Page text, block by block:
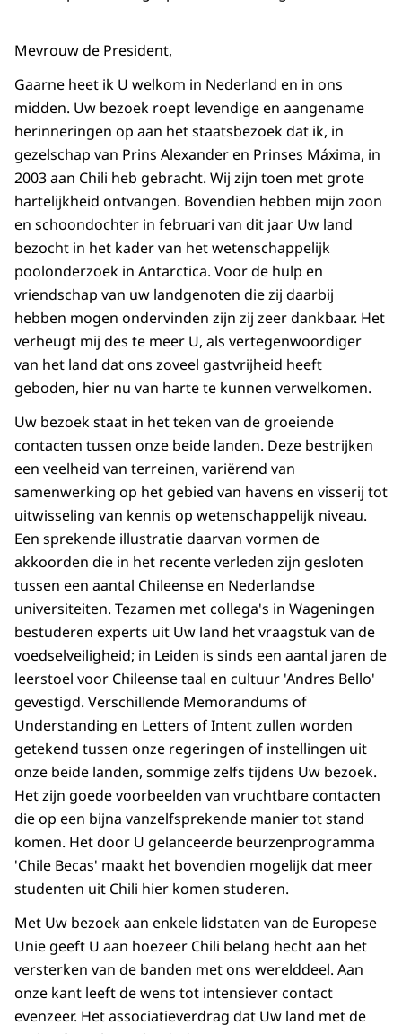
Mevrouw de President,
Gaarne heet ik U welkom in Nederland en in ons
midden. Uw bezoek roept levendige en aangename
herinneringen op aan het staatsbezoek dat ik, in
gezelschap van Prins Alexander en Prinses Máxima, in
2003 aan Chili heb gebracht. Wij zijn toen met grote
hartelijkheid ontvangen. Bovendien hebben mijn zoon
en schoondochter in februari van dit jaar Uw land
bezocht in het kader van het wetenschappelijk
poolonderzoek in Antarctica. Voor de hulp en
vriendschap van uw landgenoten die zij daarbij
hebben mogen ondervinden zijn zij zeer dankbaar. Het
verheugt mij des te meer U, als vertegenwoordiger
van het land dat ons zoveel gastvrijheid heeft
geboden, hier nu van harte te kunnen verwelkomen.
Uw bezoek staat in het teken van de groeiende
contacten tussen onze beide landen. Deze bestrijken
een veelheid van terreinen, variërend van
samenwerking op het gebied van havens en visserij tot
uitwisseling van kennis op wetenschappelijk niveau.
Een sprekende illustratie daarvan vormen de
akkoorden die in het recente verleden zijn gesloten
tussen een aantal Chileense en Nederlandse
universiteiten. Tezamen met collega's in Wageningen
bestuderen experts uit Uw land het vraagstuk van de
voedselveiligheid; in Leiden is sinds een aantal jaren de
leerstoel voor Chileense taal en cultuur 'Andres Bello'
gevestigd. Verschillende Memorandums of
Understanding en Letters of Intent zullen worden
getekend tussen onze regeringen of instellingen uit
onze beide landen, sommige zelfs tijdens Uw bezoek.
Het zijn goede voorbeelden van vruchtbare contacten
die op een bijna vanzelfsprekende manier tot stand
komen. Het door U gelanceerde beurzenprogramma
'Chile Becas' maakt het bovendien mogelijk dat meer
studenten uit Chili hier komen studeren.
Met Uw bezoek aan enkele lidstaten van de Europese
Unie geeft U aan hoezeer Chili belang hecht aan het
versterken van de banden met ons werelddeel. Aan
onze kant leeft de wens tot intensiever contact
evenzeer. Het associatieverdrag dat Uw land met de